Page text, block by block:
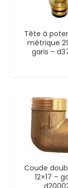
Tête à
métrique
garis –
Coude
12×17 –